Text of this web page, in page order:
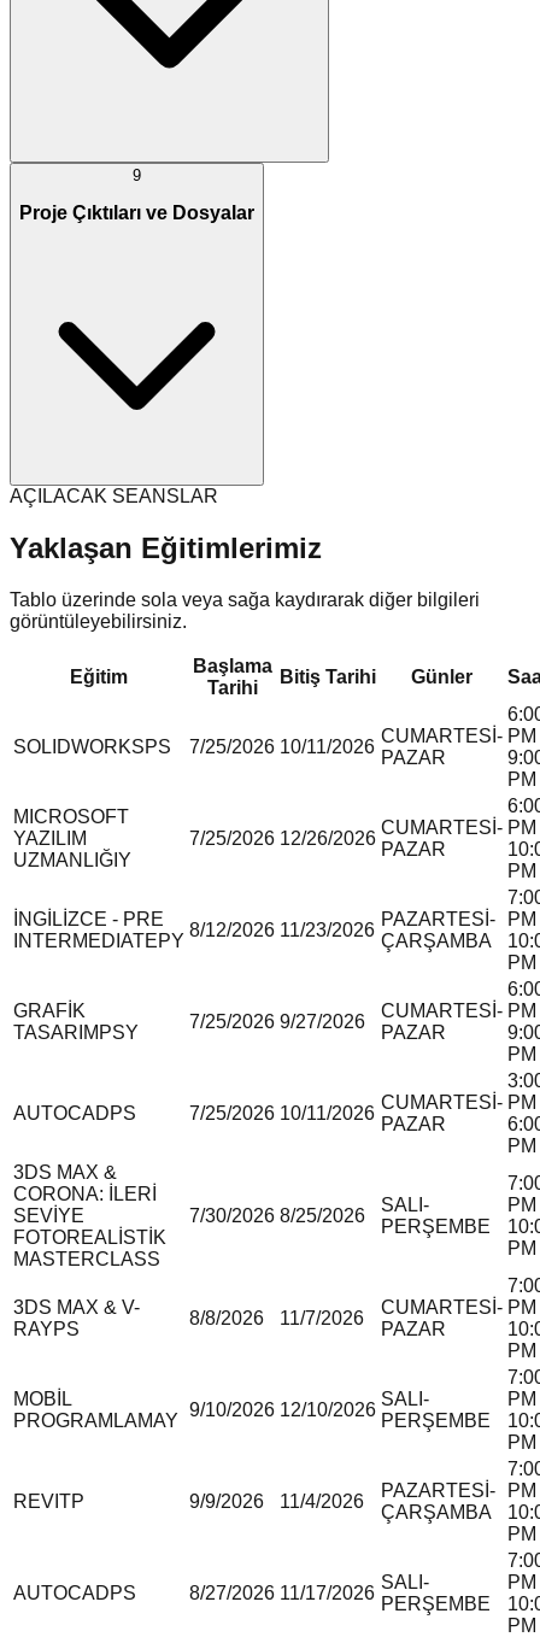
9
Proje Çıktıları ve Dosyalar
AÇILACAK SEANSLAR
Yaklaşan Eğitimlerimiz
Tablo üzerinde sola veya sağa kaydırarak diğer bilgileri
görüntüleyebilirsiniz.
Eğitim
Başlama
Tarihi
Bitiş Tarihi Günler
SOLIDWORKSPS 7/25/2026 10/11/2026
CUMARTESİ-
PAZAR
PM
PM
MICROSOFT
YAZILIM
UZMANLIĞI Y
7/25/2026 12/26/2026
CUMARTESİ-
PAZAR
PM
PM
İNGİLİZCE - PRE
INTERMEDIATEPY
8/12/2026 11/23/2026
PAZARTESİ-
ÇARŞAMBA
PM
PM
GRAFİK
TASARIM PSY
7/25/2026 9/27/2026
CUMARTESİ-
PAZAR
PM
PM
AUTOCADPS 7/25/2026 10/11/2026
CUMARTESİ-
PAZAR
PM
PM
3DS MAX &
CORONA: İLERİ
SEVİYE
FOTOREALİSTİK
MASTERCLASS
7/30/2026 8/25/2026
SALI-
PERŞEMBE
PM
PM
3DS MAX & V-
RAYPS
8/8/2026 11/7/2026
CUMARTESİ-
PAZAR
PM
PM
MOBİL
PROGRAMLAMAY
9/10/2026 12/10/2026
SALI-
PERŞEMBE
PM
PM
REVITP 9/9/2026 11/4/2026
PAZARTESİ-
ÇARŞAMBA
PM
PM
AUTOCADPS 8/27/2026 11/17/2026
SALI-
PERŞEMBE
PM
PM